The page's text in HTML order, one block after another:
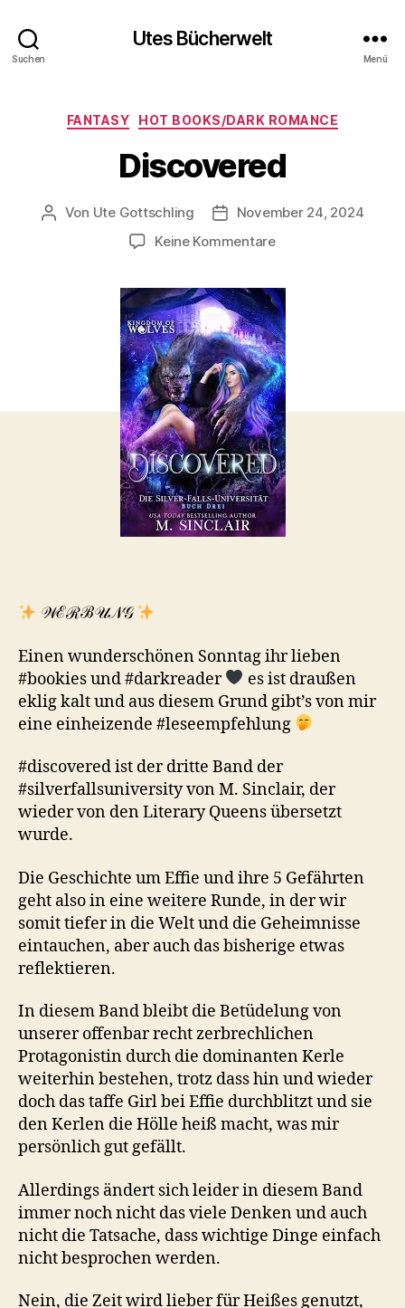
Suchen
Utes Bücherwelt
Menü
Kategorien
FANTASY HOT BOOKS/DARK ROMANCE
Discovered
Beitragsautor
Von Ute Gottschling Veröffentlichungsdatum
November 24, 2024
Keine Kommentarezu
𝒲ℰℛℬ𝒰𝒩𝒢
Einen wunderschönen Sonntag ihr lieben
#bookies und #darkreader
es ist draußen
eklig kalt und aus diesem Grund gibt’s von mir
eine einheizende #leseempfehlung
#discovered ist der dritte Band der
#silverfallsuniversity von M. Sinclair, der
wieder von den Literary Queens übersetzt
wurde.
Die Geschichte um Effie und ihre 5 Gefährten
geht also in eine weitere Runde, in der wir
somit tiefer in die Welt und die Geheimnisse
eintauchen, aber auch das bisherige etwas
reflektieren.
In diesem Band bleibt die Betüdelung von
unserer offenbar recht zerbrechlichen
Protagonistin durch die dominanten Kerle
weiterhin bestehen, trotz dass hin und wieder
doch das taffe Girl bei Effie durchblitzt und sie
den Kerlen die Hölle heiß macht, was mir
persönlich gut gefällt.
Allerdings ändert sich leider in diesem Band
immer noch nicht das viele Denken und auch
nicht die Tatsache, dass wichtige Dinge einfach
nicht besprochen werden.
Nein, die Zeit wird lieber für Heißes genutzt,